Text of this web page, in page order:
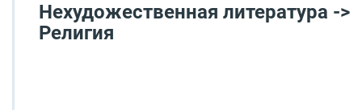
Нехудожественная литература ->
Религия